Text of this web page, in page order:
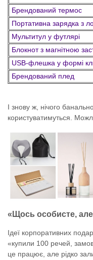
Брендований термос
Портативна зарядка з
Мультитул у футлярі
Блокнот з магнітною
USB-флешка у формі
Брендований плед
І знову ж, нічого
користуватимуться.
«Щось особисте,
Ідеї корпоративних
«купили 100 речей,
це працює, але рідко